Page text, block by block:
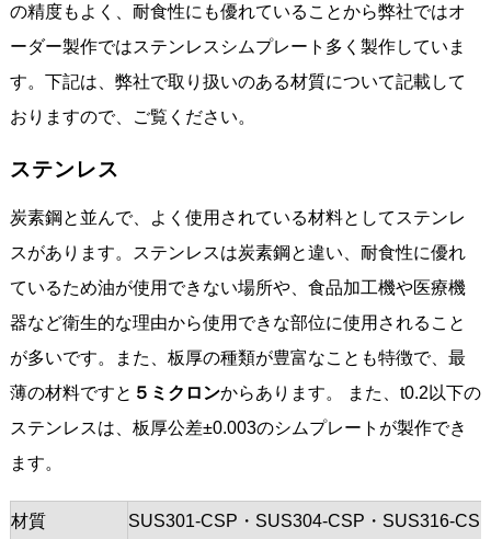
の精度もよく、耐食性にも優れていることから弊社ではオ
ーダー製作ではステンレスシムプレート多く製作していま
す。下記は、弊社で取り扱いのある材質について記載して
おりますので、ご覧ください。
ステンレス
炭素鋼と並んで、よく使用されている材料としてステンレ
スがあります。ステンレスは炭素鋼と違い、耐食性に優れ
ているため油が使用できない場所や、食品加工機や医療機
器など衛生的な理由から使用できな部位に使用されること
が多いです。また、板厚の種類が豊富なことも特徴で、最
薄の材料ですと ５ミクロンからあります。 また、t0.2以下の
ステンレスは、板厚公差±0.003のシムプレートが製作でき
ます。
材質 SUS301-CSP・SUS304-CSP・SUS316-